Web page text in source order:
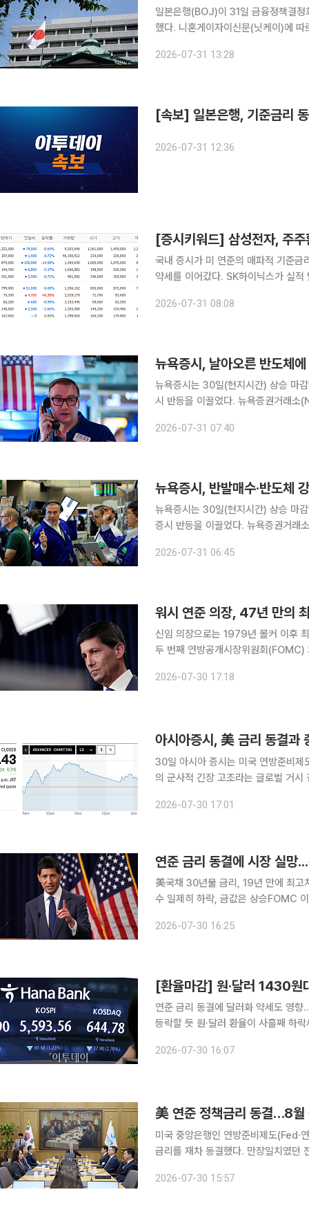
일본은행(BOJ)이 31일 금융정책결정
했다. 니혼게이자이신문(닛케이)에 따르면 BOJ는 전날부터 이틀간 진행한 금융정책결정회의에서
위원 중 1명은 해외에서 비롯한 경기
2026-07-31 13:28
[속보] 일본은행, 기준금리
2026-07-31 12:36
[증시키워드] 삼성전자, 주
국내 증시가 미 연준의 매파적 기준
약세를 이어갔다. SK하이닉스가 실
행보를 보였다. 31일 금융투
2026-07-31 08:08
뉴욕증시, 날아오른 반도체
뉴욕증시는 30일(현지시간) 상승 마
시 반등을 이끌었다. 뉴욕증권거래소(NYSE)에서 다우존스30산업평균지수는 전 거래일 대비
상승한 7437.63에, 기술주 중심의 나
2026-07-31 07:40
뉴욕증시, 반발매수·반도체
뉴욕증시는 30일(현지시간) 상승 마
증시 반등을 이끌었다. 뉴욕증권거래소(NYSE)에서 다우존스30산업평균지수는 전 거래일 대비
상승한 7437.63에, 기술주 중심의 나
2026-07-31 06:45
워시 연준 의장, 47년 만의
신임 의장으로는 1979년 볼커 이후
두 번째 연방공개시장위원회
년 만에 처음이다. 29일(현지
2026-07-30 17:18
아시아증시, 美 금리 동결
30일 아시아 증시는 미국 연방준비
의 군사적 긴장 고조라는 글로벌 거시 경
2026-07-30 17:01
연준 금리 동결에 시장 실망
美국채 30년물 금리, 19년 만에 최고
수 일제히 하락, 금값은 상승FOMC
2026-07-30 16:25
[환율마감] 원·달러 1430원
연준 금리 동결에 달러화 약세도 영
등락할 듯 원·달러 환율이 사흘째 하락세를 이어갔다(원화 강세). 1430원대에 진입하면서 5개월만
수주 물량 등에 따른 달러유입과 함께
2026-07-30 16:07
美 연준 정책금리 동결…8월
미국 중앙은행인 연방준비제도(Fed·
금리를 재차 동결했다. 만장일치였던
가중됐다는 분석이 나온다. 한국은행
2026-07-30 15:57